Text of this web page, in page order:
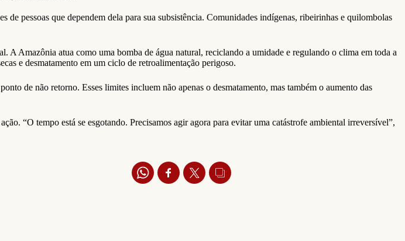
pessoas que dependem dela para sua subsistência. Comunidades indígenas, ribeirinhas e quilombolas
A Amazônia atua como uma bomba de água natural, reciclando a umidade e regulando o clima em toda a
e desmatamento em um ciclo de retroalimentação perigoso.
de não retorno. Esses limites incluem não apenas o desmatamento, mas também o aumento das
“O tempo está se esgotando. Precisamos agir agora para evitar uma catástrofe ambiental irreversível”,